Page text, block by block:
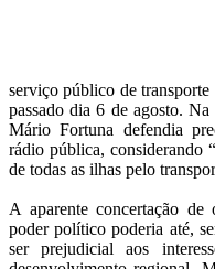
serviço público de
passado dia 6 de agosto.
Mário Fortuna defendia
rádio pública, considerando
de todas as ilhas pelo
A aparente concertação
poder político poderia até,
ser prejudicial aos